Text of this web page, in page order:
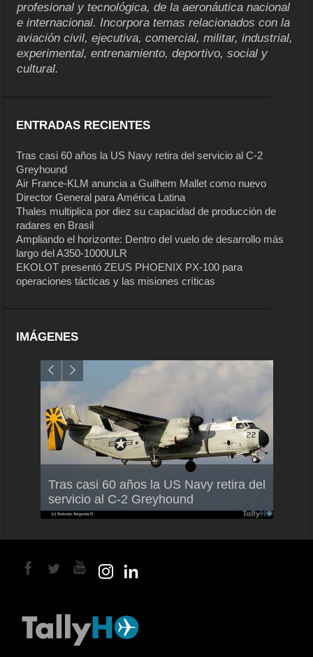
profesional y tecnológica, de la aeronáutica nacional
e internacional. Incorpora temas relacionados con la
aviación civil, ejecutiva, comercial, militar, industrial,
experimental, entrenamiento, deportivo, social y
cultural.
ENTRADAS RECIENTES
Tras casi 60 años la US Navy retira del servicio al C-2
Greyhound
Air France-KLM anuncia a Guilhem Mallet como nuevo
Director General para América Latina
Thales multiplica por diez su capacidad de producción de
radares en Brasil
Ampliando el horizonte: Dentro del vuelo de desarrollo más
largo del A350-1000ULR
EKOLOT presentó ZEUS PHOENIX PX-100 para
operaciones tácticas y las misiones críticas
IMÁGENES
Tras casi 60 años la US Navy retira del
servicio al C-2 Greyhound
Air France-KLM anuncia a Guilhem
Mallet como nuevo Director General
para América Latina